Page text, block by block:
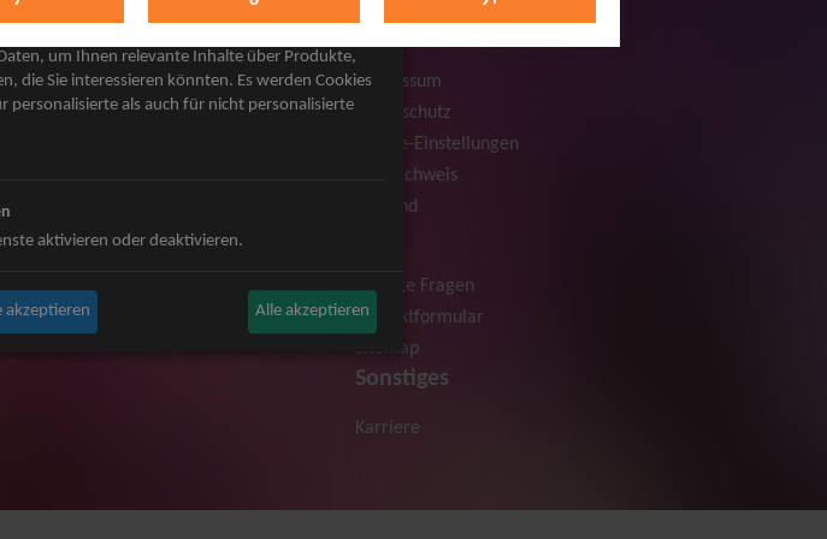
Judas Priest Tickets
The BossHoss Tickets
Silbermond Tickets
Simple Plan Tickets
Beatrice Egli Tickets
Roland Kaiser Tickets
AGB
Impressum
Datenschutz
Cookie-Einstellungen
Bildnachweis
Versand
Häufige Fragen
Kontaktformular
Sitemap
Sonstiges
Karriere
um Ihnen relevante Inhalte über Produkte,
die Sie interessieren könnten. Es werden Cookies
personalisierte als auch für nicht personalisierte
aktivieren oder deaktivieren.
akzeptieren Alle akzeptieren